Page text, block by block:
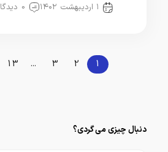
۱ اردیبهشت ۱۴۰۲ 0 دیدگاه
1
13
دنبال چیزی می گردی؟